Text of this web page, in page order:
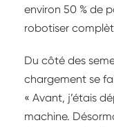
environ 50 % de
robotiser
Du côté des
chargement se
« Avant, j’étais
machine.